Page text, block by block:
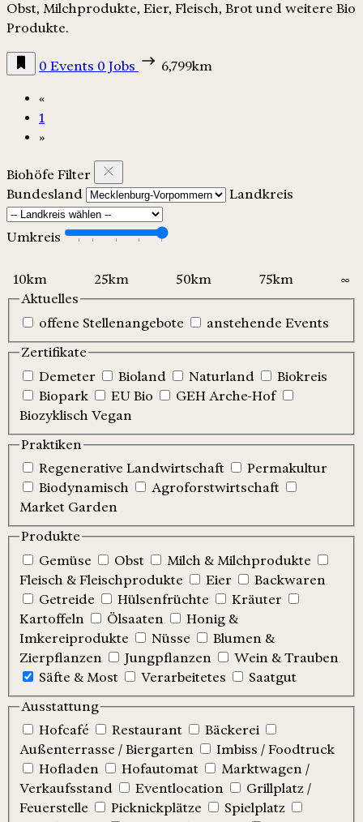
Obst, Milchprodukte, Eier, Fleisch, Brot und weitere Bio
Produkte.
0 Events 0 Jobs 6,799km
«
1
»
Biohöfe Filter
Bundesland
Landkreis
Umkreis
Aktuelles
offene Stellenangebote
anstehende Events
Zertifikate
Demeter
Bioland Naturland
Biokreis
Biopark
EU Bio
GEH Arche-Hof
Biozyklisch Vegan
Praktiken
Regenerative Landwirtschaft
Permakultur
Biodynamisch
Agroforstwirtschaft
Market Garden
Produkte
Gemüse
Obst
Milch & Milchprodukte
Fleisch & Fleischprodukte
Eier
Backwaren
Getreide
Hülsenfrüchte
Kräuter
Kartoffeln
Ölsaaten
Honig &
Imkereiprodukte
Nüsse
Blumen &
Zierpflanzen
Jungpflanzen
Wein & Trauben
Säfte & Most
Verarbeitetes
Saatgut
Ausstattung
Hofcafé
Restaurant
Bäckerei
Außenterrasse / Biergarten
Imbiss / Foodtruck
Hofladen
Hofautomat
Marktwagen /
Verkaufsstand
Eventlocation
Grillplatz /
Feuerstelle
Picknickplätze
Spielplatz